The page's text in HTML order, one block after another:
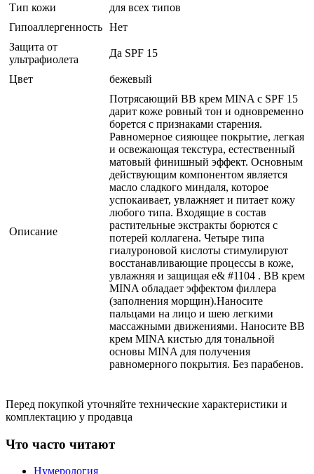
Тип кожи
для всех типов
Гипоаллергенность Нет
Защита от
ультрафиолета
Да SPF 15
Цвет бежевый
Описание
Потрясающий ВВ крем MINA с SPF 15
дарит коже ровный тон и одновременно
борется с признаками старения.
Равномерное сияющее покрытие, легкая
и освежающая текстура, естественный
матовый финишный эффект. Основным
действующим компонентом является
масло сладкого миндаля, которое
успокаивает, увлажняет и питает кожу
любого типа. Входящие в состав
растительные экстракты борются с
потерей коллагена. Четыре типа
гиалуроновой кислоты стимулируют
восстанавливающие процессы в коже,
увлажняя и защищая е& #1104 . ВВ крем
MINA обладает эффектом филлера
(заполнения морщин).Наносите
пальцами на лицо и шею легкими
массажными движениями. Наносите ВВ
крем MINA кистью для тональной
основы MINA для получения
равномерного покрытия. Без парабенов.
Перед покупкой уточняйте технические характеристики и
комплектацию у продавца
Что часто читают
Нумерология